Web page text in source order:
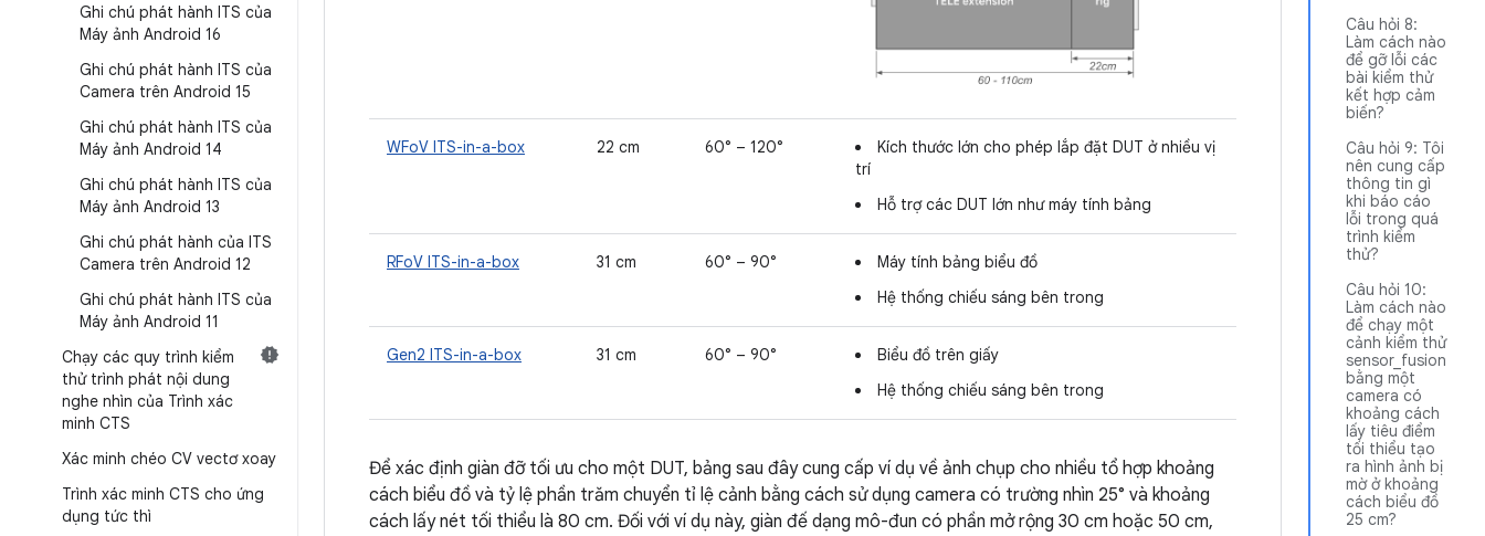
Ghi chú phát hành ITS của
Máy ảnh Android 16
Ghi chú phát hành ITS của
Camera trên Android 15
Ghi chú phát hành ITS của
Máy ảnh Android 14
Ghi chú phát hành ITS của
Máy ảnh Android 13
Ghi chú phát hành của ITS
Camera trên Android 12
Ghi chú phát hành ITS của
Máy ảnh Android 11
Chạy các quy trình kiểm
thử trình phát nội dung
nghe nhìn của Trình xác
minh CTS
Xác minh chéo CV vectơ xoay
Trình xác minh CTS cho ứng
dụng tức thì
Câu hỏi 8:
Làm cách nào
để gỡ lỗi các
bài kiểm thử
kết hợp cảm
biến?
Câu hỏi 9: Tôi
nên cung cấp
thông tin gì
khi báo cáo
lỗi trong quá
trình kiểm
thử?
Câu hỏi 10:
Làm cách nào
để chạy một
cảnh kiểm thử
sensor_fusion
bằng một
camera có
khoảng cách
lấy tiêu điểm
tối thiểu tạo
ra hình ảnh bị
mờ ở khoảng
cách biểu đồ
25 cm?
WFoV ITS-in-a-box 22 cm 60° – 120°
Kích thước lớn cho phép lắp đặt DUT ở nhiều vị
trí
Hỗ trợ các DUT lớn như máy tính bảng
RFoV ITS-in-a-box 31 cm 60° – 90°
Máy tính bảng biểu đồ
Hệ thống chiếu sáng bên trong
Gen2 ITS-in-a-box 31 cm 60° – 90°
Biểu đồ trên giấy
Hệ thống chiếu sáng bên trong
Để xác định giàn đỡ tối ưu cho một DUT, bảng sau đây cung cấp ví dụ về ảnh chụp cho nhiều tổ hợp khoảng
cách biểu đồ và tỷ lệ phần trăm chuyển tỉ lệ cảnh bằng cách sử dụng camera có trường nhìn 25° và khoảng
cách lấy nét tối thiểu là 80 cm. Đối với ví dụ này, giàn đế dạng mô-đun có phần mở rộng 30 cm hoặc 50 cm,